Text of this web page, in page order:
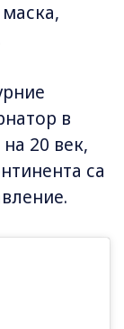
в
20 век,
са